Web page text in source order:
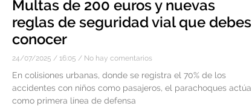
Multas de 200 euros y nuevas
reglas de seguridad vial que debes
conocer
24/07/2025 16:05 No hay comentarios
En colisiones urbanas, donde se registra el 70% de los
accidentes con niños como pasajeros, el parachoques actúa
como primera línea de defensa